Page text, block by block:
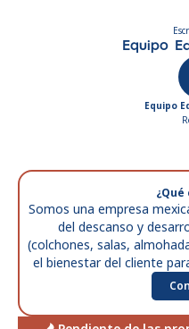
Equipo
Equipo
¿Qué
Somos una empresa
del descanso y
(colchones, salas,
el bienestar del cliente